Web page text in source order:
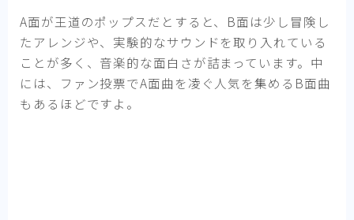
A面が王道のポップスだとすると、B面は少し冒険し
たアレンジや、実験的なサウンドを取り入れている
ことが多く、音楽的な面白さが詰まっています。中
には、ファン投票でA面曲を凌ぐ人気を集めるB面曲
もあるほどですよ。